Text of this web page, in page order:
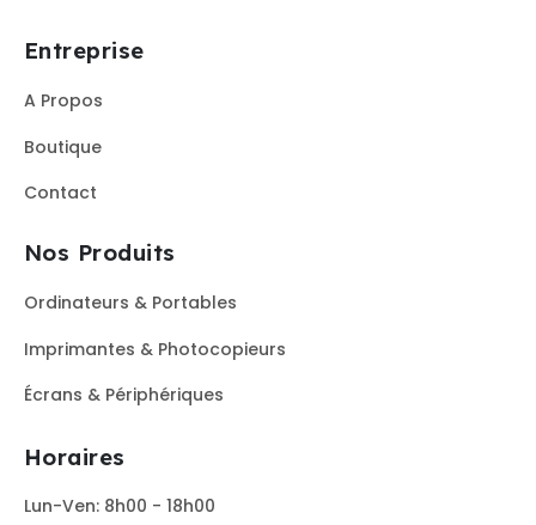
Entreprise
A Propos
Boutique
Contact
Nos Produits
Ordinateurs & Portables
Imprimantes & Photocopieurs
Écrans & Périphériques
Horaires
Lun-Ven: 8h00 - 18h00